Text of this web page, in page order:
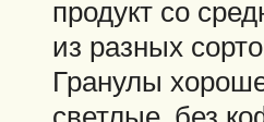
продукт со
из разных
Гранулы